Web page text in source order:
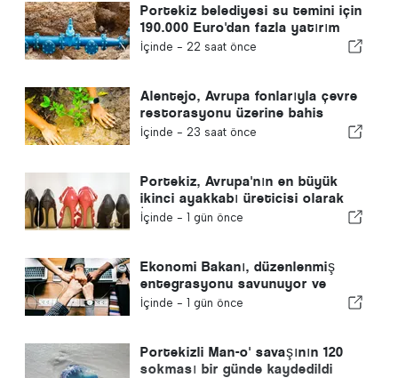
Portekiz belediyesi su temini için
190.000 Euro'dan fazla yatırım
yapıyor
İçinde - 22 saat önce
Alentejo, Avrupa fonlarıyla çevre
restorasyonu üzerine bahis
yapıyor
İçinde - 23 saat önce
Portekiz, Avrupa'nın en büyük
ikinci ayakkabı üreticisi olarak
İspanya'yı geride bıraktı
İçinde - 1 gün önce
Ekonomi Bakanı, düzenlenmiş
entegrasyonu savunuyor ve
göçmenler için hızlı bir kanal
İçinde - 1 gün önce
Portekizli Man-o' savaşının 120
sokması bir günde kaydedildi